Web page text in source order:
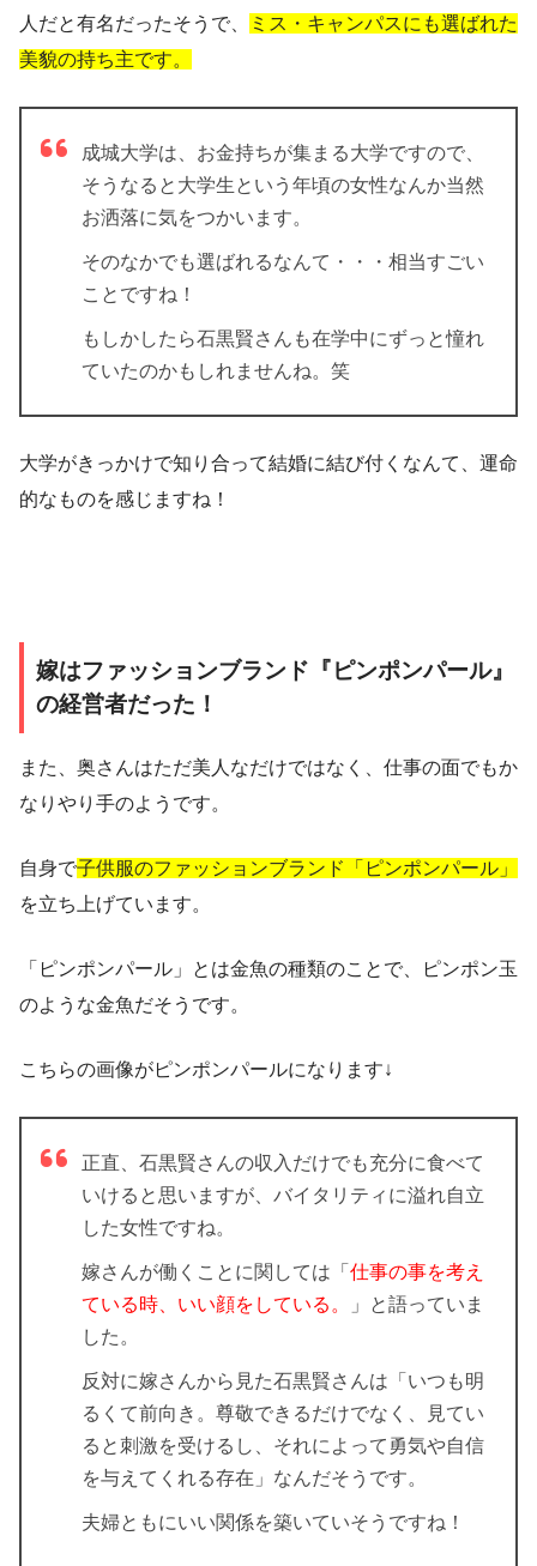
人だと有名だったそうで、
ミス・キャンパスにも選ばれた
美貌の持ち主です。
成城大学は、お金持ちが集まる大学ですので、
そうなると大学生という年頃の女性なんか当然
お洒落に気をつかいます。
そのなかでも選ばれるなんて・・・相当すごい
ことですね！
もしかしたら石黒賢さんも在学中にずっと憧れ
ていたのかもしれませんね。笑
大学がきっかけで知り合って結婚に結び付くなんて、運命
的なものを感じますね！
嫁はファッションブランド『ピンポンパール』
の経営者だった！
また、奥さんはただ美人なだけではなく、仕事の面でもか
なりやり手のようです。
自身で子供服のファッションブランド「ピンポンパール」
を立ち上げています。
「ピンポンパール」とは金魚の種類のことで、ピンポン玉
のような金魚だそうです。
こちらの画像がピンポンパールになります↓
正直、石黒賢さんの収入だけでも充分に食べて
いけると思いますが、バイタリティに溢れ自立
した女性ですね。
嫁さんが働くことに関しては「 仕事の事を考え
ている時、いい顔をしている。
」と語っていま
した。
反対に嫁さんから見た石黒賢さんは「いつも明
るくて前向き。尊敬できるだけでなく、見てい
ると刺激を受けるし、それによって勇気や自信
を与えてくれる存在」なんだそうです。
夫婦ともにいい関係を築いていそうですね！